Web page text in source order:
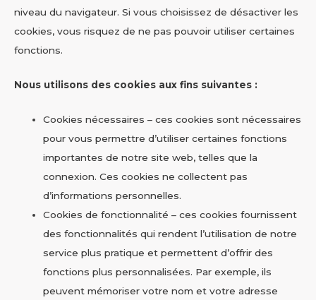
niveau du navigateur. Si vous choisissez de désactiver les
cookies, vous risquez de ne pas pouvoir utiliser certaines
fonctions.
Nous utilisons des cookies aux fins suivantes :
Cookies nécessaires – ces cookies sont nécessaires
pour vous permettre d’utiliser certaines fonctions
importantes de notre site web, telles que la
connexion. Ces cookies ne collectent pas
d’informations personnelles.
Cookies de fonctionnalité – ces cookies fournissent
des fonctionnalités qui rendent l’utilisation de notre
service plus pratique et permettent d’offrir des
fonctions plus personnalisées. Par exemple, ils
peuvent mémoriser votre nom et votre adresse